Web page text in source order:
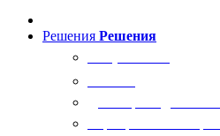
Решения Решения